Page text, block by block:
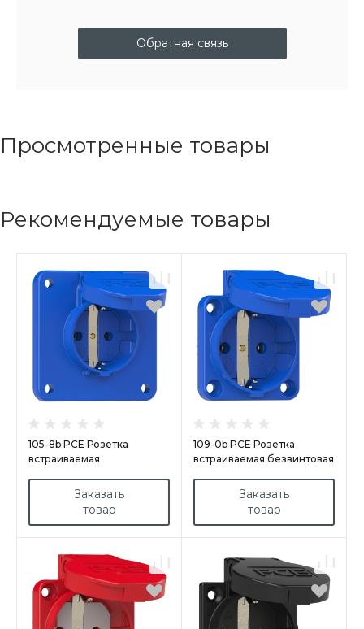
Обратная связь
Просмотренные товары
Рекомендуемые товары
105-8b PCE Розетка
встраиваемая
Заказать
товар
109-0b PCE Розетка
встраиваемая безвинтовая
Заказать
товар